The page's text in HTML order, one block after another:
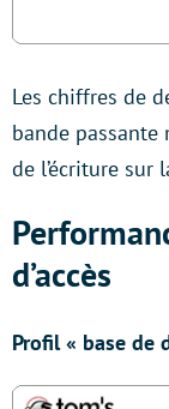
Les chiffres de
bande
de l’écriture sur
d’accès
Profil « base de